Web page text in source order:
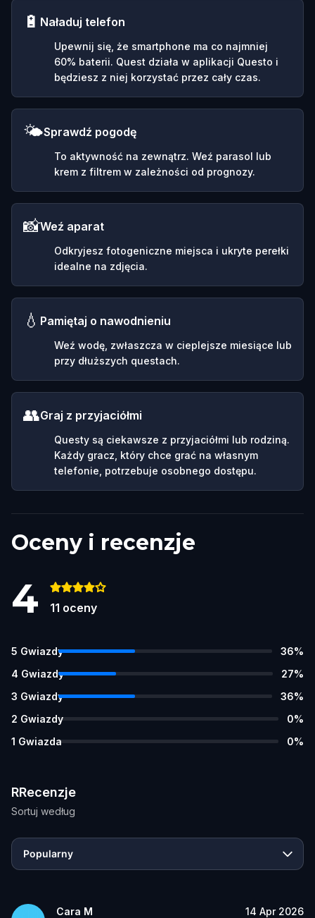
🔋 Naładuj telefon
Upewnij się, że smartphone ma co najmniej
60% baterii. Quest działa w aplikacji Questo i
będziesz z niej korzystać przez cały czas.
🌤️Sprawdź pogodę
To aktywność na zewnątrz. Weź parasol lub
krem z filtrem w zależności od prognozy.
📸Weź aparat
Odkryjesz fotogeniczne miejsca i ukryte perełki
idealne na zdjęcia.
💧 Pamiętaj o nawodnieniu
Weź wodę, zwłaszcza w cieplejsze miesiące lub
przy dłuższych questach.
👥Graj z przyjaciółmi
Questy są ciekawsze z przyjaciółmi lub rodziną.
Każdy gracz, który chce grać na własnym
telefonie, potrzebuje osobnego dostępu.
Oceny i recenzje
4 11 oceny
5 Gwiazdy 36%
4 Gwiazdy 27%
3 Gwiazdy 36%
2 Gwiazdy 0%
1 Gwiazda 0%
RRecenzje
Sortuj według
Popularny
Cara M 14 Apr 2026